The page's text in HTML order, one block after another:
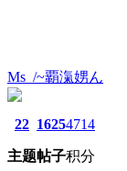
Ms_/~覇滊娚ん
22
主题
1625
帖子
4714
积分